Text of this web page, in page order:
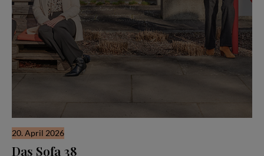
20. April 2026
Das Sofa 38